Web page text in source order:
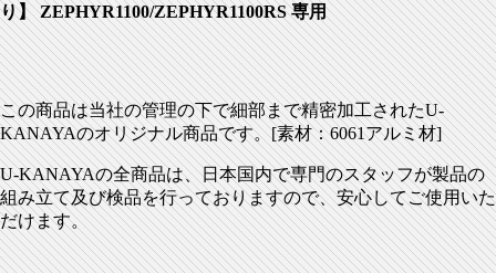
り】 ZEPHYR1100/ZEPHYR1100RS 専用
この商品は当社の管理の下で細部まで精密加工されたU-
KANAYAのオリジナル商品です。[素材：6061アルミ材]
U-KANAYAの全商品は、日本国内で専門のスタッフが製品の
組み立て及び検品を行っておりますので、安心してご使用いた
だけます。